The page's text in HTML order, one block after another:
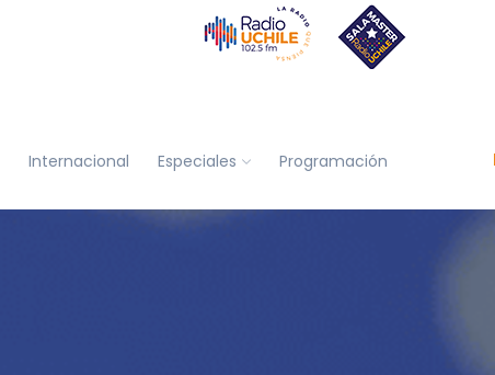
Internacional Especiales Programación